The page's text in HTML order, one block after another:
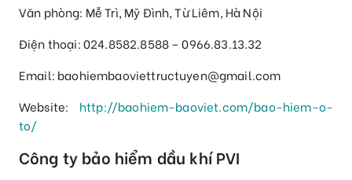
Văn phòng: Mễ Trì, Mỹ Đình, Từ Liêm, Hà Nội
Điện thoại: 024.8582.8588 – 0966.83.13.32
Email: baohiembaoviettructuyen@gmail.com
Website: http://baohiem-baoviet.com/bao-hiem-o-
to/
Công ty bảo hiểm dầu khí PVI